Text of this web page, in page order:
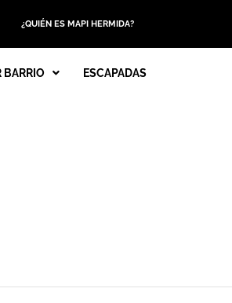
¿QUIÉN ES MAPI HERMIDA?
BARRIO ESCAPADAS